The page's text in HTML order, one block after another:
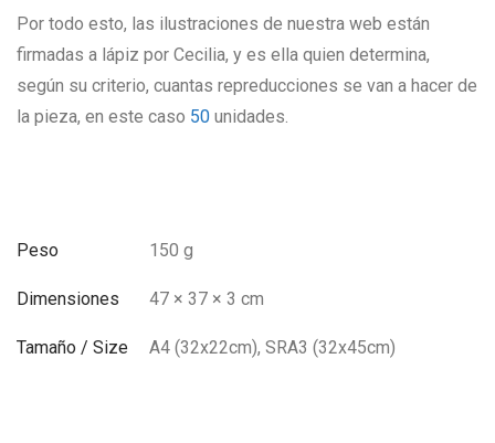
Por todo esto, las ilustraciones de nuestra web están
firmadas a lápiz por Cecilia, y es ella quien determina,
según su criterio, cuantas repreducciones se van a hacer de
la pieza, en este caso 50 unidades.
Peso 150 g
Dimensiones 47 × 37 × 3 cm
Tamaño / Size A4 (32x22cm), SRA3 (32x45cm)